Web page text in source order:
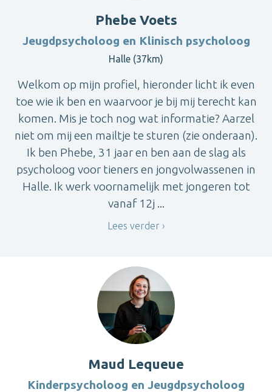
Phebe Voets
Jeugdpsycholoog en Klinisch psycholoog
Halle (37km)
Welkom op mijn profiel, hieronder licht ik even
toe wie ik ben en waarvoor je bij mij terecht kan
komen. Mis je toch nog wat informatie? Aarzel
niet om mij een mailtje te sturen (zie onderaan).
Ik ben Phebe, 31 jaar en ben aan de slag als
psycholoog voor tieners en jongvolwassenen in
Halle. Ik werk voornamelijk met jongeren tot
vanaf 12j ...
Lees verder
Maud Lequeue
Kinderpsycholoog en Jeugdpsycholoog